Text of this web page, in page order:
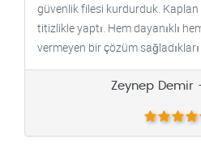
güvenlik filesi kurdurduk. Kaplan
titizlikle yaptı. Hem dayanıklı
vermeyen bir çözüm
Zeynep Demir